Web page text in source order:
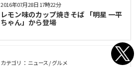
レモン味のカップ焼きそば 「明星 一平
ちゃん」から登場
2016年07月28日 17時22分
カテゴリ： ニュース / グルメ